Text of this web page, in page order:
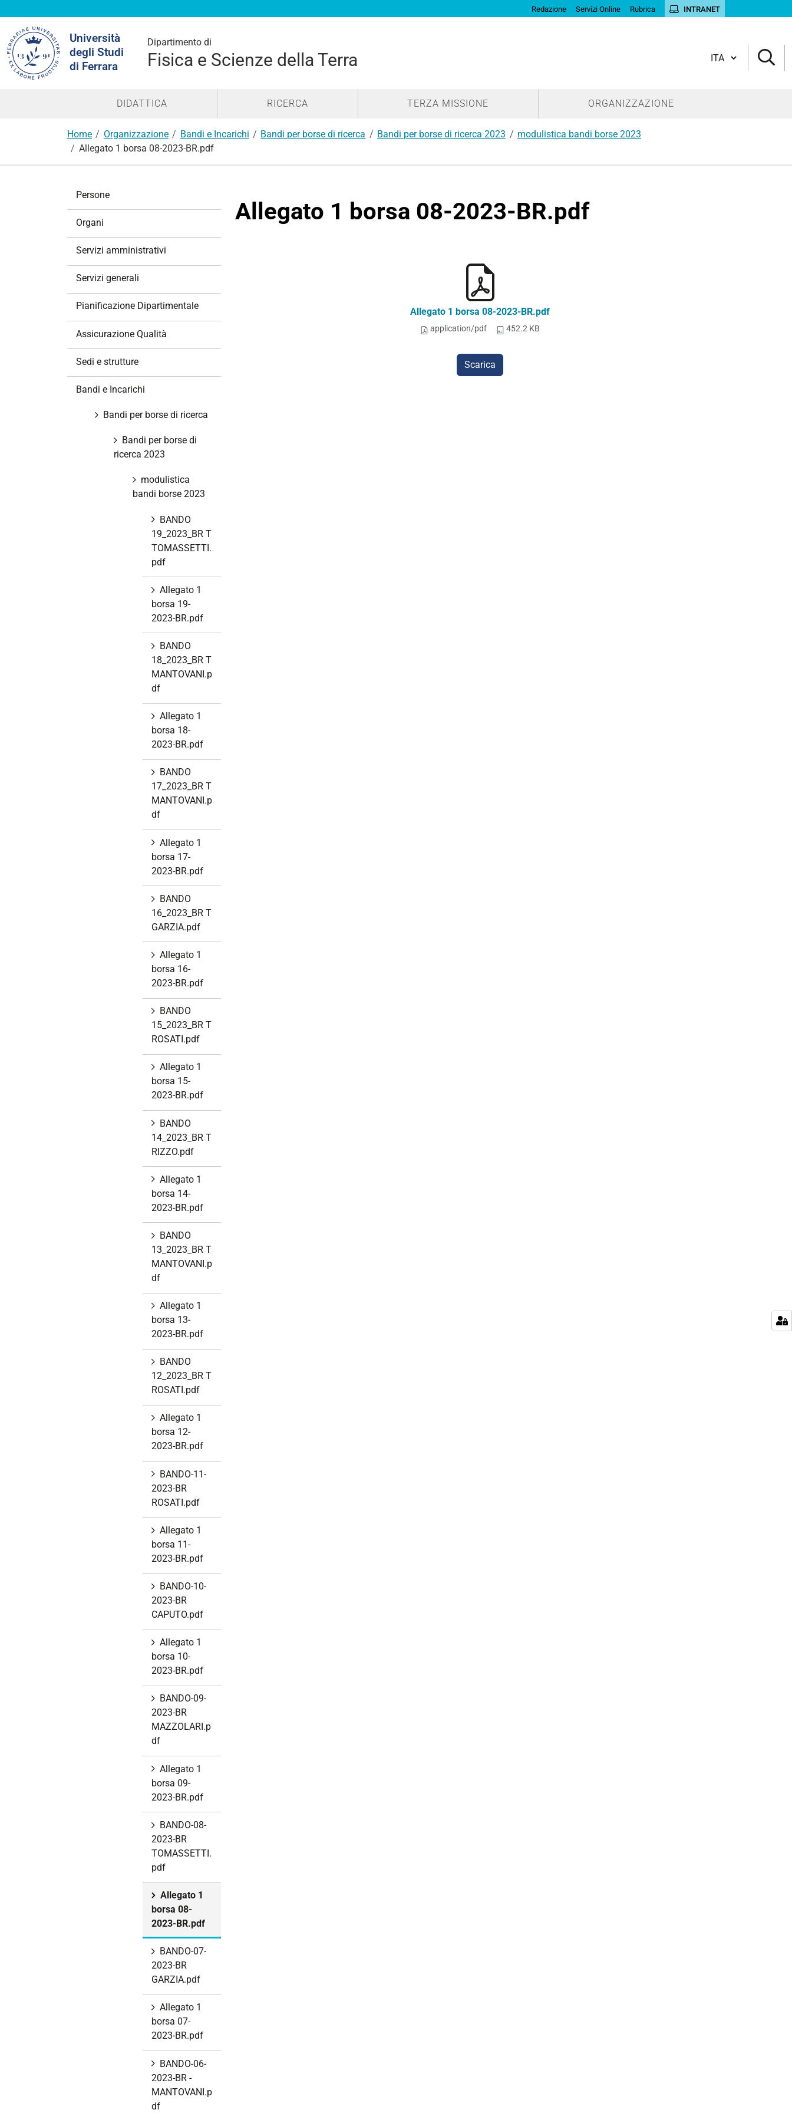
Redazione Servizi Online Rubrica INTRANET
Università
degli Studi
di Ferrara
Dipartimento di
Fisica e Scienze della Terra
nel
sito
Cambia lingua
DIDATTICA RICERCA TERZA MISSIONE ORGANIZZAZIONE
Home Organizzazione Bandi e Incarichi Bandi per borse di ricerca Bandi per borse di ricerca 2023
modulistica bandi borse 2023
Allegato 1 borsa 08-2023-BR.pdf
Allegato 1 borsa 08-2023-BR.pdf
Allegato 1 borsa 08-2023-BR.pdf
application/pdf 452.2 KB
Scarica
Persone
Organi
Servizi amministrativi
Servizi generali
Pianificazione Dipartimentale
Assicurazione Qualità
Sedi e strutture
Bandi e Incarichi
Bandi per borse di ricerca
Bandi per borse di
ricerca 2023
modulistica
bandi borse 2023
BANDO
19_2023_BR T
TOMASSETTI.
pdf
Allegato 1
borsa 19-
2023-BR.pdf
BANDO
18_2023_BR T
MANTOVANI.p
df
Allegato 1
borsa 18-
2023-BR.pdf
BANDO
17_2023_BR T
MANTOVANI.p
df
Allegato 1
borsa 17-
2023-BR.pdf
BANDO
16_2023_BR T
GARZIA.pdf
Allegato 1
borsa 16-
2023-BR.pdf
BANDO
15_2023_BR T
ROSATI.pdf
Allegato 1
borsa 15-
2023-BR.pdf
BANDO
14_2023_BR T
RIZZO.pdf
Allegato 1
borsa 14-
2023-BR.pdf
BANDO
13_2023_BR T
MANTOVANI.p
df
Allegato 1
borsa 13-
2023-BR.pdf
BANDO
12_2023_BR T
ROSATI.pdf
Allegato 1
borsa 12-
2023-BR.pdf
BANDO-11-
2023-BR
ROSATI.pdf
Allegato 1
borsa 11-
2023-BR.pdf
BANDO-10-
2023-BR
CAPUTO.pdf
Allegato 1
borsa 10-
2023-BR.pdf
BANDO-09-
2023-BR
MAZZOLARI.p
df
Allegato 1
borsa 09-
2023-BR.pdf
BANDO-08-
2023-BR
TOMASSETTI.
pdf
Allegato 1
borsa 08-
2023-BR.pdf
BANDO-07-
2023-BR
GARZIA.pdf
Allegato 1
borsa 07-
2023-BR.pdf
BANDO-06-
2023-BR -
MANTOVANI.p
df